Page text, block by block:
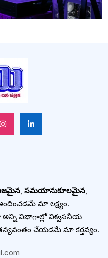
, సమయానుకూలమైన,
మా లక్ష్యం.
విభాగాల్లో విశ్వసనీయ
చేయడమే మా కర్తవ్యం.